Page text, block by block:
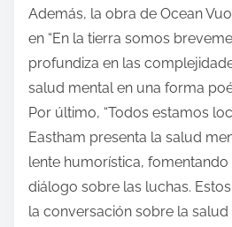
Además, la obra de Ocean
en “En la tierra somos
profundiza en las
salud mental en una forma
Por último, “Todos estamos
Eastham presenta la salud
lente humorística,
diálogo sobre las luchas.
la conversación sobre la